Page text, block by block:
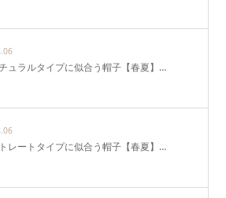
ュラルタイプに似合う帽子【春夏】…
レートタイプに似合う帽子【春夏】…